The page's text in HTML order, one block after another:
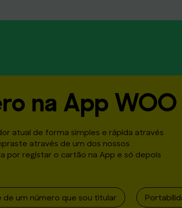
na App WOO
atual de forma simples e rápida através
através de um dos nossos
por registar o cartão na App e só depois
de um número que sou titular